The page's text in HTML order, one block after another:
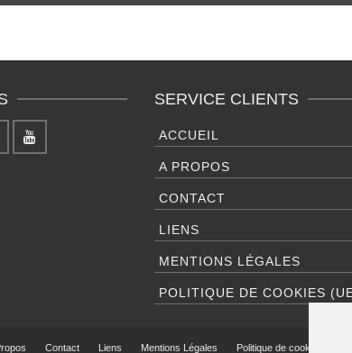
SERVICE CLIENTS
ACCUEIL
A PROPOS
CONTACT
LIENS
MENTIONS LÉGALES
POLITIQUE DE COOKIES
Contact Liens Mentions Légales Politique de cookies (UE)